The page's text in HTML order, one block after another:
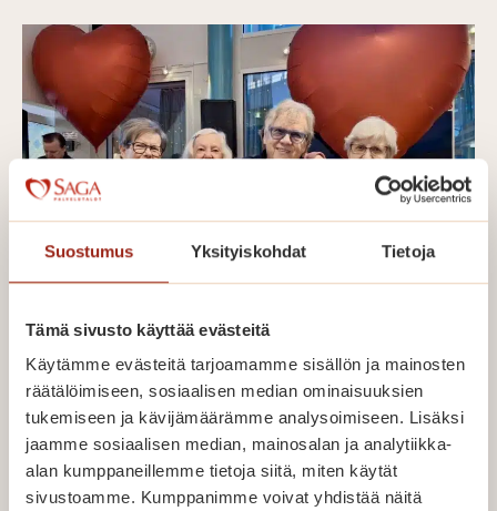
Suostumus Yksityiskohdat Tietoja
Tämä sivusto käyttää evästeitä
Käytämme evästeitä tarjoamamme sisällön ja mainosten
räätälöimiseen, sosiaalisen median ominaisuuksien
tukemiseen ja kävijämäärämme analysoimiseen. Lisäksi
jaamme sosiaalisen median, mainosalan ja analytiikka-
alan kumppaneillemme tietoja siitä, miten käytät
sivustoamme. Kumppanimme voivat yhdistää näitä
30.4.
Ystävänpäivän etkot ilahduttivat
Saga-palvelutaloissa
Perjantaina 13. helmikuuta palvelutalomme
täyttyivät iloisesta ja lämpimästä tunnelmasta,